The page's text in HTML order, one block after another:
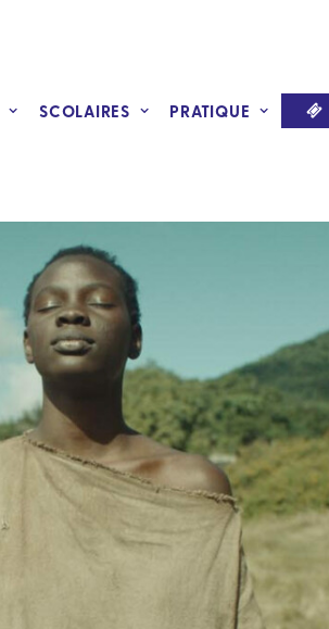
SCOLAIRES PRATIQUE